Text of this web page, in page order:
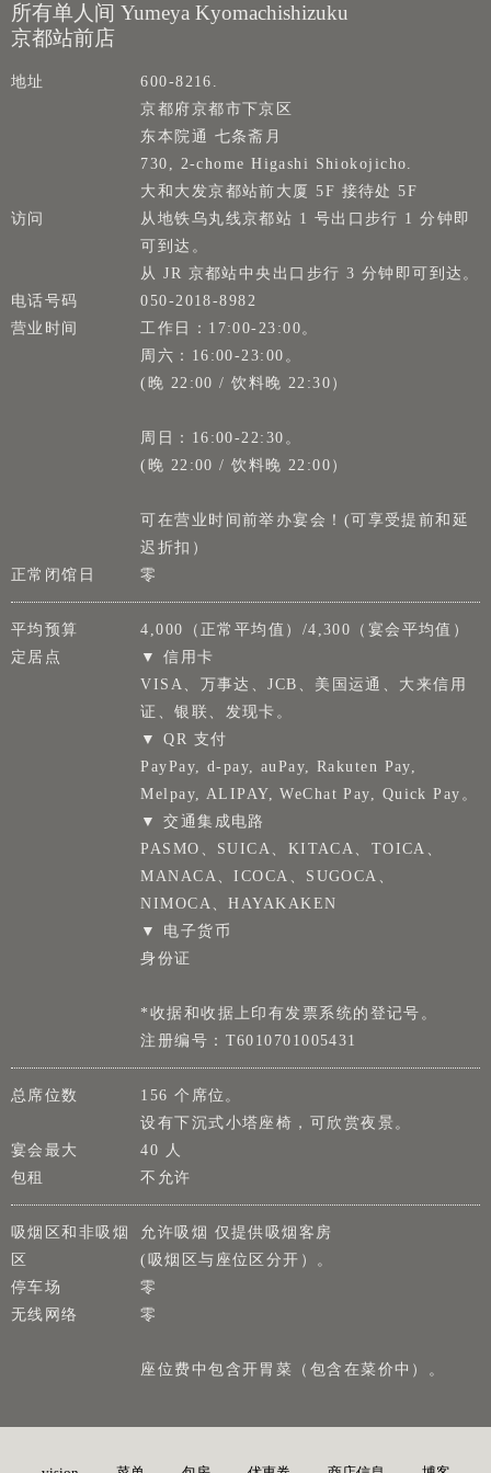
所有单人间 Yumeya Kyomachishizuku
京都站前店
地址
600-8216.
京都府京都市下京区
东本院通 七条斋月
730, 2-chome Higashi Shiokojicho.
大和大发京都站前大厦 5F 接待处 5F
访问
从地铁乌丸线京都站 1 号出口步行 1 分钟即
可到达。
从 JR 京都站中央出口步行 3 分钟即可到达。
电话号码
050-2018-8982
营业时间
工作日：17:00-23:00。
周六：16:00-23:00。
(晚 22:00 / 饮料晚 22:30）
周日：16:00-22:30。
(晚 22:00 / 饮料晚 22:00）
可在营业时间前举办宴会！(可享受提前和延
迟折扣）
正常闭馆日
零
平均预算
4,000（正常平均值）/4,300（宴会平均值）
定居点
▼ 信用卡
VISA、万事达、JCB、美国运通、大来信用
证、银联、发现卡。
▼ QR 支付
PayPay, d-pay, auPay, Rakuten Pay,
Melpay, ALIPAY, WeChat Pay, Quick Pay。
▼ 交通集成电路
PASMO、SUICA、KITACA、TOICA、
MANACA、ICOCA、SUGOCA、
NIMOCA、HAYAKAKEN
▼ 电子货币
身份证
*收据和收据上印有发票系统的登记号。
注册编号：T6010701005431
总席位数
156 个席位。
设有下沉式小塔座椅，可欣赏夜景。
宴会最大
40 人
包租
不允许
吸烟区和非吸烟
区
允许吸烟 仅提供吸烟客房
(吸烟区与座位区分开）。
停车场
零
无线网络
零
座位费中包含开胃菜（包含在菜价中）。